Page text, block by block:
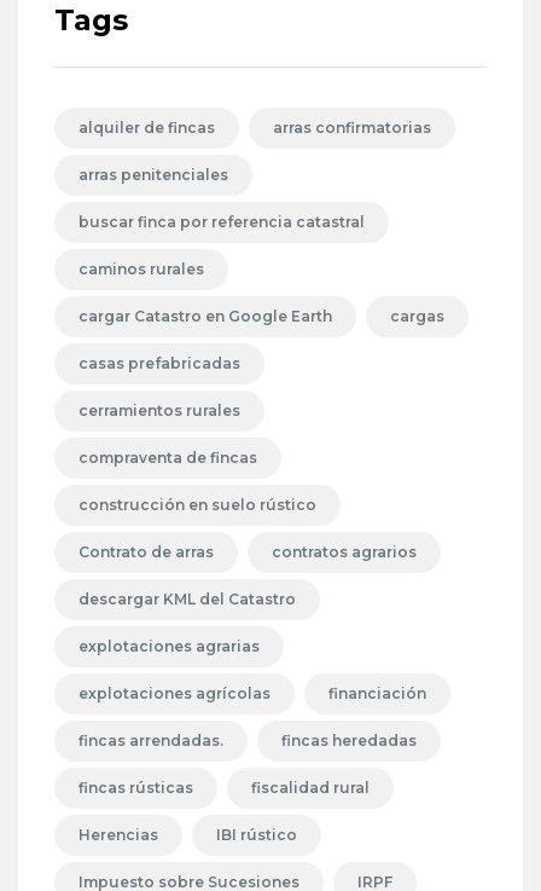
Tags
alquiler de fincas arras confirmatorias
arras penitenciales
buscar finca por referencia catastral
caminos rurales
cargar Catastro en Google Earth cargas
casas prefabricadas
cerramientos rurales
compraventa de fincas
construcción en suelo rústico
Contrato de arras contratos agrarios
descargar KML del Catastro
explotaciones agrarias
explotaciones agrícolas financiación
fincas arrendadas. fincas heredadas
fincas rústicas fiscalidad rural
Herencias IBI rústico
Impuesto sobre Sucesiones IRPF